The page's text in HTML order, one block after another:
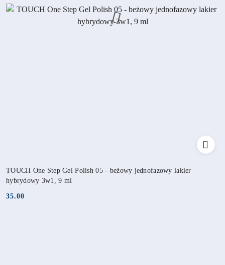
TOUCH One Step Gel Polish 05 - beżowy jednofazowy lakier
hybrydowy 3w1, 9 ml
Cena:
35.00